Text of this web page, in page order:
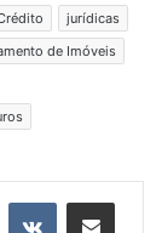
jurídicas
de Imóveis